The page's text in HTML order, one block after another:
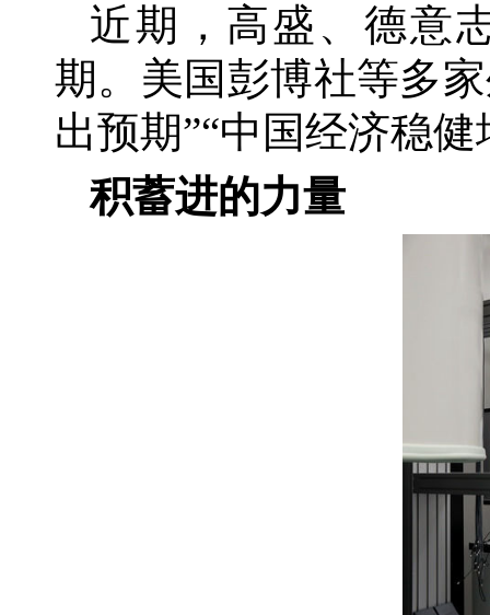
近期，高盛、德意
期。美国彭博社等多
出预期”“中国经济稳
积蓄进的力量